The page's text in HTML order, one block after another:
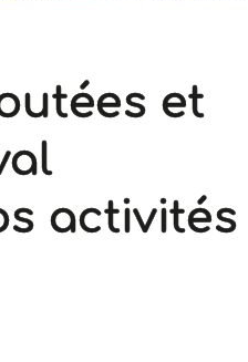
et
activités